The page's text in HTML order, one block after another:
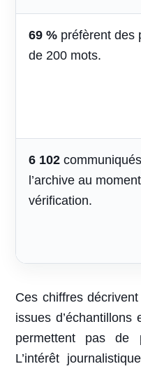
69 % préfèrent des
de 200 mots.
6 102
l’archive au
vérification.
Ces chiffres
issues
permettent pas de
L’intérêt